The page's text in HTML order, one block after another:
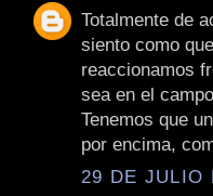
Totalmente de
siento como
reaccionamos
sea en el
Tenemos que
por encima,
29 DE JULIO